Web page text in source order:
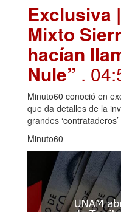
Exclusiva
Mixto
hacían
Nule” .
Minuto60 conoció en
que da detalles de la
grandes
Minuto60